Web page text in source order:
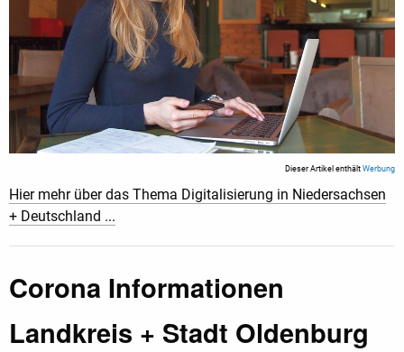
Dieser Artikel enthält Werbung
Hier mehr über das Thema Digitalisierung in Niedersachsen
+ Deutschland ...
Corona Informationen
Landkreis + Stadt Oldenburg